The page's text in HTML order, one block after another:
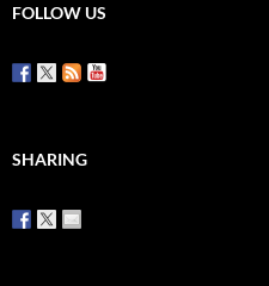
FOLLOW US
SHARING